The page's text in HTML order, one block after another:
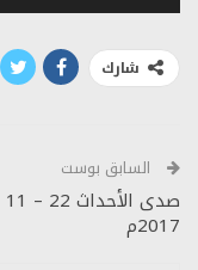
شارك
السابق بوست
2017م